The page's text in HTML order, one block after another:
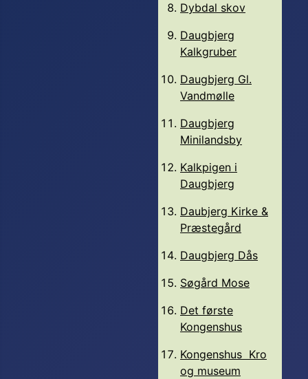
Dybdal skov
Daugbjerg
Kalkgruber
Daugbjerg Gl.
Vandmølle
Daugbjerg
Minilandsby
Kalkpigen i
Daugbjerg
Daubjerg Kirke &
Præstegård
Daugbjerg Dås
Søgård Mose
Det første
Kongenshus
Kongenshus Kro
og museum